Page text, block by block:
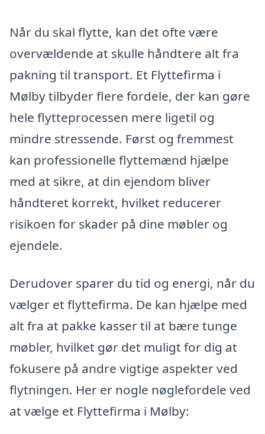
Når du skal flytte, kan det ofte være
overvældende at skulle håndtere alt fra
pakning til transport. Et Flyttefirma i
Mølby tilbyder flere fordele, der kan gøre
hele flytteprocessen mere ligetil og
mindre stressende. Først og fremmest
kan professionelle flyttemænd hjælpe
med at sikre, at din ejendom bliver
håndteret korrekt, hvilket reducerer
risikoen for skader på dine møbler og
ejendele.
Derudover sparer du tid og energi, når du
vælger et flyttefirma. De kan hjælpe med
alt fra at pakke kasser til at bære tunge
møbler, hvilket gør det muligt for dig at
fokusere på andre vigtige aspekter ved
flytningen. Her er nogle nøglefordele ved
at vælge et Flyttefirma i Mølby: